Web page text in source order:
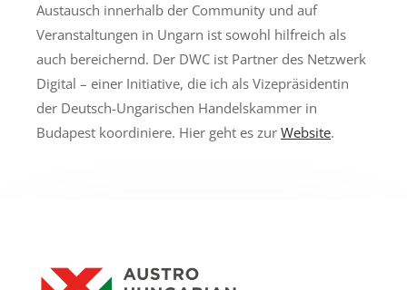
Austausch innerhalb der Community und auf
Veranstaltungen in Ungarn ist sowohl hilfreich als
auch bereichernd. Der DWC ist Partner des Netzwerk
Digital – einer Initiative, die ich als Vizepräsidentin
der Deutsch-Ungarischen Handelskammer in
Budapest koordiniere. Hier geht es zur Website.